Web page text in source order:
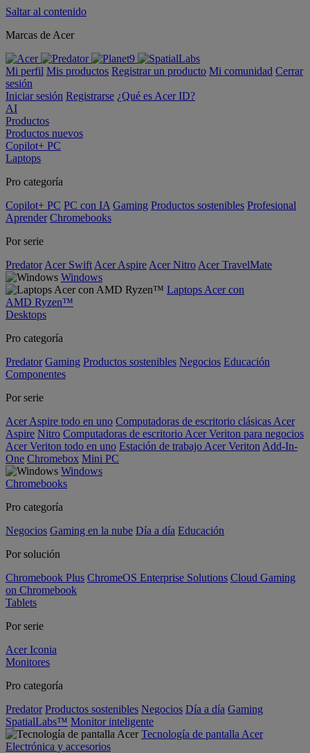
Saltar al contenido
Marcas de Acer
Mi perfil Mis productos Registrar un producto Mi comunidad Cerrar
sesión
Iniciar sesión Registrarse ¿Qué es Acer ID?
AI
Productos
Productos nuevos
Copilot+ PC
Laptops
Pro categoría
Copilot+ PC PC con IA Gaming Productos sostenibles Profesional
Aprender Chromebooks
Por serie
Predator Acer Swift Acer Aspire Acer Nitro Acer TravelMate
Windows
Laptops Acer con
AMD Ryzen™
Desktops
Pro categoría
Predator Gaming Productos sostenibles Negocios Educación
Componentes
Por serie
Acer Aspire todo en uno Computadoras de escritorio clásicas Acer
Aspire Nitro Computadoras de escritorio Acer Veriton para negocios
Acer Veriton todo en uno Estación de trabajo Acer Veriton Add-In-
One Chromebox Mini PC
Windows
Chromebooks
Pro categoría
Negocios Gaming en la nube Día a día Educación
Por solución
Chromebook Plus ChromeOS Enterprise Solutions Cloud Gaming
on Chromebook
Tablets
Por serie
Acer Iconia
Monitores
Pro categoría
Predator Productos sostenibles Negocios Día a día Gaming
SpatialLabs™ Monitor inteligente
Tecnología de pantalla Acer
Electrónica y accesorios